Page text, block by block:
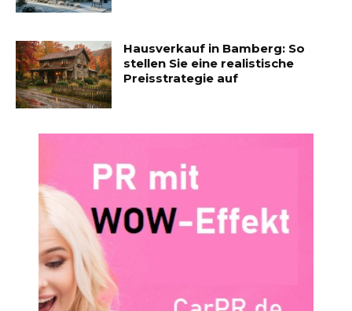
Hausverkauf in Bamberg: So
stellen Sie eine realistische
Preisstrategie auf